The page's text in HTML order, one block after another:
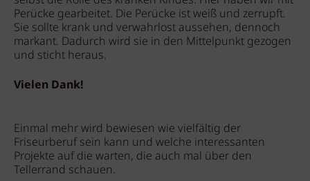
Perücke gearbeitet. Die Perücke ist weiß und zerrupft.
Sie sollte krank und verwahrlost aussehen, dennoch
markant. Dadurch wird sie in den Mittelpunkt gezogen
und sticht heraus.
Vielen Dank!
Einmal mehr wird bewiesen wie vielfältig der
Friseurberuf sein kann und welche interessanten
Projekte auf die warten, die auch mal über den
Tellerrand schauen.